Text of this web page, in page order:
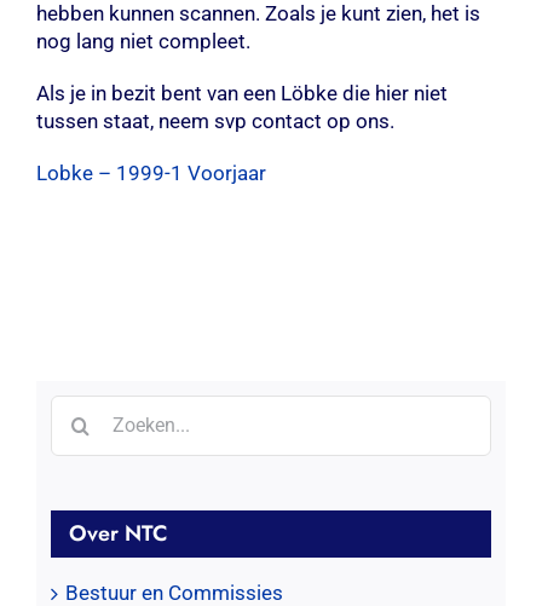
Bardienst
Contact
Zoeken
hebben kunnen scannen. Zoals je kunt zien, het is
nog lang niet compleet.
Als je in bezit bent van een Löbke die hier niet
tussen staat, neem svp contact op ons.
Lobke – 1999-1 Voorjaar
Zoeken
naar:
Over NTC
Bestuur en Commissies